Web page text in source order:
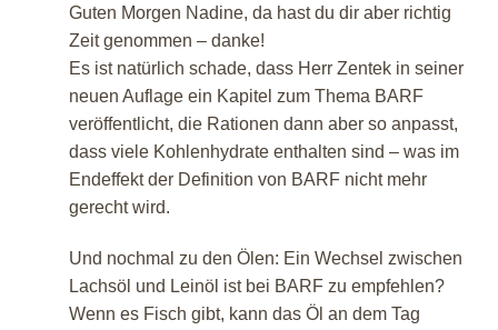
Guten Morgen Nadine, da hast du dir aber richtig
Zeit genommen – danke!
Es ist natürlich schade, dass Herr Zentek in seiner
neuen Auflage ein Kapitel zum Thema BARF
veröffentlicht, die Rationen dann aber so anpasst,
dass viele Kohlenhydrate enthalten sind – was im
Endeffekt der Definition von BARF nicht mehr
gerecht wird.
Und nochmal zu den Ölen: Ein Wechsel zwischen
Lachsöl und Leinöl ist bei BARF zu empfehlen?
Wenn es Fisch gibt, kann das Öl an dem Tag